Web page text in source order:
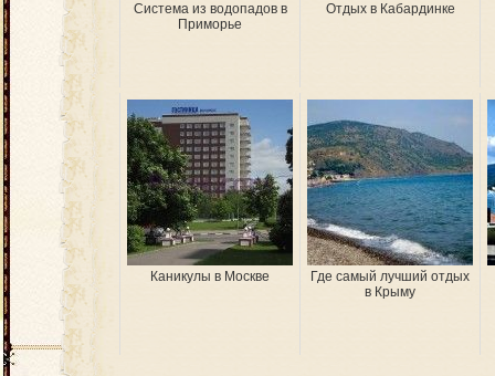
Система из водопадов в
Приморье
Отдых в Кабардинке
Каникулы в Москве
Где самый лучший отдых
в Крыму